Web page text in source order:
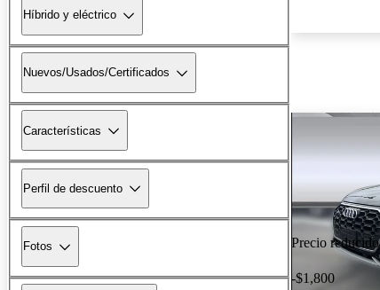
Híbrido y eléctrico
Nuevos/Usados/Certificados
Características
Perfil de descuento
Fotos Precio reducido
-$1,800